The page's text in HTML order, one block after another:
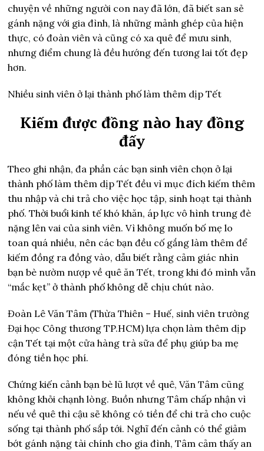
chuyện về những người con nay đã lớn, đã biết san sẻ
gánh nặng với gia đình, là những mảnh ghép của hiện
thực, có đoàn viên và cũng có xa quê để mưu sinh,
nhưng điểm chung là đều hướng đến tương lai tốt đẹp
hơn.
Nhiều sinh viên ở lại thành phố làm thêm dịp Tết
Kiếm được đồng nào hay đồng
đấy
Theo ghi nhận, đa phần các bạn sinh viên chọn ở lại
thành phố làm thêm dịp Tết đều vì mục đích kiếm thêm
thu nhập và chi trả cho việc học tập, sinh hoạt tại thành
phố. Thời buổi kinh tế khó khăn, áp lực vô hình trung đè
nặng lên vai của sinh viên. Vì không muốn bố mẹ lo
toan quá nhiều, nên các bạn đều cố gắng làm thêm để
kiếm đồng ra đồng vào, dẫu biết rằng cảm giác nhìn
bạn bè nườm nượp về quê ăn Tết, trong khi đó mình vẫn
“mắc kẹt” ở thành phố không dễ chịu chút nào.
Đoàn Lê Văn Tâm (Thừa Thiên – Huế, sinh viên trường
Đại học Công thương TP.HCM) lựa chọn làm thêm dịp
cận Tết tại một cửa hàng trà sữa để phụ giúp ba mẹ
đóng tiền học phí.
Chứng kiến cảnh bạn bè lũ lượt về quê, Văn Tâm cũng
không khỏi chạnh lòng. Buồn nhưng Tâm chấp nhận vì
nếu về quê thì cậu sẽ không có tiền để chi trả cho cuộc
sống tại thành phố sắp tới. Nghĩ đến cảnh có thể giảm
bớt gánh nặng tài chính cho gia đình, Tâm cảm thấy an